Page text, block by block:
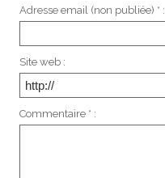
Adresse email (non publiée) * :
Site web :
Commentaire * :